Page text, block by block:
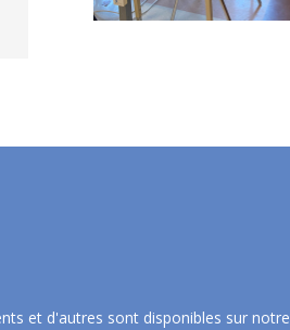
et d'autres sont disponibles sur notre